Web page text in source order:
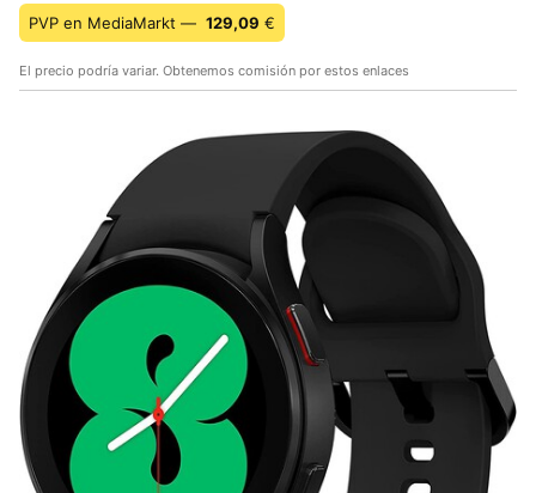
PVP en MediaMarkt — 129,09 €
El precio podría variar. Obtenemos comisión por estos enlaces